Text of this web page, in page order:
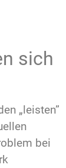
sich
„leisten”
bei